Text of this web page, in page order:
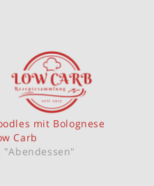
mit Bolognese
Carb
"Abendessen"